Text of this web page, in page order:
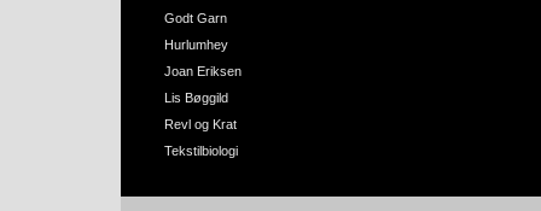
Godt Garn
Hurlumhey
Joan Eriksen
Lis Bøggild
Revl og Krat
Tekstilbiologi